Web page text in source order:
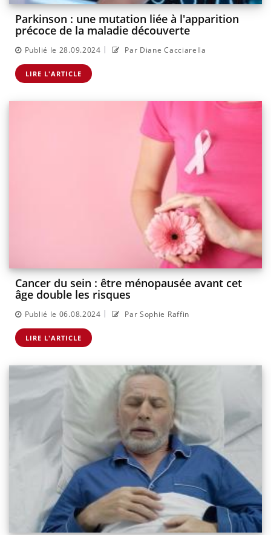
Parkinson : une mutation liée à l'apparition
précoce de la maladie découverte
Publié le 28.09.2024 | Par Diane Cacciarella
LIRE L'ARTICLE
Cancer du sein : être ménopausée avant cet
âge double les risques
Publié le 06.08.2024 | Par Sophie Raffin
LIRE L'ARTICLE